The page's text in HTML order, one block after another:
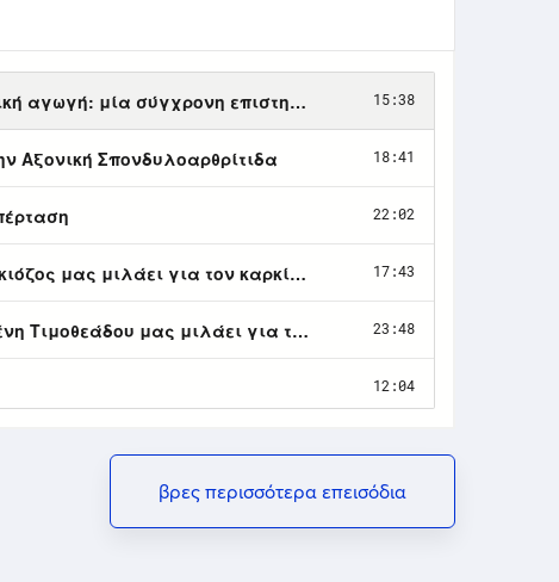
βρες περισσότερα επεισόδια